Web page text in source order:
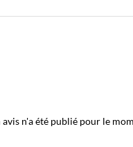
n'a été publié pour le